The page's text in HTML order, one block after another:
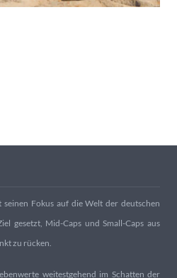
Fokus auf die Welt der deutschen
gesetzt, Mid-Caps und Small-Caps aus
zu rücken.
weitestgehend im Schatten der